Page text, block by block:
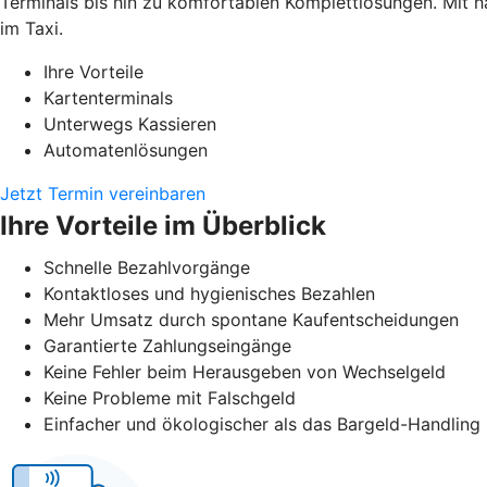
im Taxi.
Ihre Vorteile
Kartenterminals
Unterwegs Kassieren
Automatenlösungen
Jetzt Termin vereinbaren
Ihre Vorteile im Überblick
Schnelle Bezahlvorgänge
Kontaktloses und hygienisches Bezahlen
Mehr Umsatz durch spontane Kaufentscheidungen
Garantierte Zahlungseingänge
Keine Fehler beim Herausgeben von Wechselgeld
Keine Probleme mit Falschgeld
Einfacher und ökologischer als das Bargeld-Handling